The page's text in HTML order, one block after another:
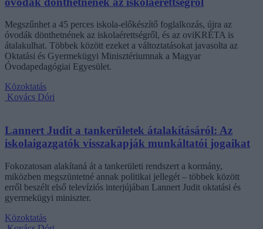
Megszűnhet a 45 perces iskola-előkészítő foglalkozás, újra az
óvodák dönthetnének az iskolaérettségről, és az oviKRÉTA is
átalakulhat. Többek között ezeket a változtatásokat javasolta az
Oktatási és Gyermekügyi Minisztériumnak a Magyar
Óvodapedagógiai Egyesület.
Közoktatás
Kovács Dóri
Lannert Judit a tankerületek átalakításáról: Az
iskolaigazgatók visszakapják munkáltatói jogaikat
Fokozatosan alakítaná át a tankerületi rendszert a kormány,
miközben megszüntetné annak politikai jellegét – többek között
erről beszélt első televíziós interjújában Lannert Judit oktatási és
gyermekügyi miniszter.
Közoktatás